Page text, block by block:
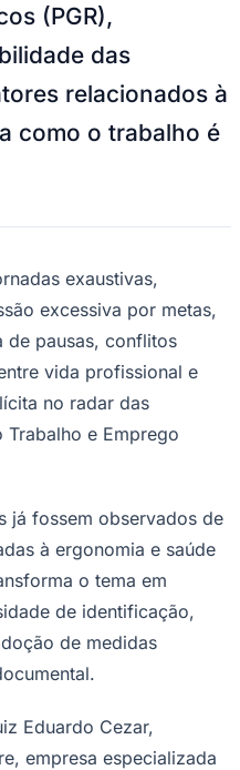
(PGR),
das
relacionados à
como o trabalho é
exaustivas,
excessiva por metas,
de pausas, conflitos
vida profissional e
no radar das
e Emprego
já fossem observados de
à ergonomia e saúde
o tema em
de identificação,
de medidas
Eduardo Cezar,
empresa especializada